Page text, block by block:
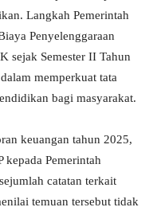
Langkah Pemerintah
Penyelenggaraan
sejak Semester II Tahun
memperkuat tata
bagi masyarakat.
keuangan tahun 2025,
Pemerintah
catatan terkait
temuan tersebut tidak